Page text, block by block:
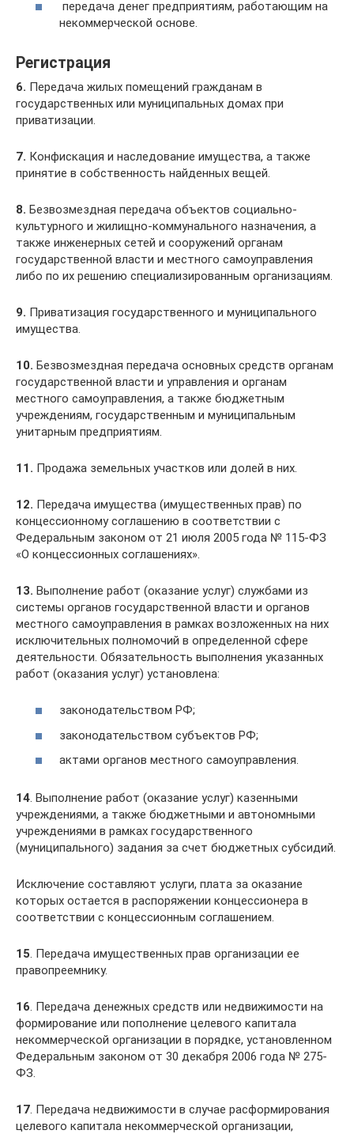
передача денег предприятиям, работающим на
некоммерческой основе.
Регистрация
6. Передача жилых помещений гражданам в
государственных или муниципальных домах при
приватизации.
7. Конфискация и наследование имущества, а также
принятие в собственность найденных вещей.
8. Безвозмездная передача объектов социально-
культурного и жилищно-коммунального назначения, а
также инженерных сетей и сооружений органам
государственной власти и местного самоуправления
либо по их решению специализированным организациям.
9. Приватизация государственного и муниципального
имущества.
10. Безвозмездная передача основных средств органам
государственной власти и управления и органам
местного самоуправления, а также бюджетным
учреждениям, государственным и муниципальным
унитарным предприятиям.
11. Продажа земельных участков или долей в них.
12. Передача имущества (имущественных прав) по
концессионному соглашению в соответствии с
Федеральным законом от 21 июля 2005 года № 115-ФЗ
«О концессионных соглашениях».
13. Выполнение работ (оказание услуг) службами из
системы органов государственной власти и органов
местного самоуправления в рамках возложенных на них
исключительных полномочий в определенной сфере
деятельности. Обязательность выполнения указанных
работ (оказания услуг) установлена:
законодательством РФ;
законодательством субъектов РФ;
актами органов местного самоуправления.
14. Выполнение работ (оказание услуг) казенными
учреждениями, а также бюджетными и автономными
учреждениями в рамках государственного
(муниципального) задания за счет бюджетных субсидий.
Исключение составляют услуги, плата за оказание
которых остается в распоряжении концессионера в
соответствии с концессионным соглашением.
15. Передача имущественных прав организации ее
правопреемнику.
16. Передача денежных средств или недвижимости на
формирование или пополнение целевого капитала
некоммерческой организации в порядке, установленном
Федеральным законом от 30 декабря 2006 года № 275-
ФЗ.
17. Передача недвижимости в случае расформирования
целевого капитала некоммерческой организации,